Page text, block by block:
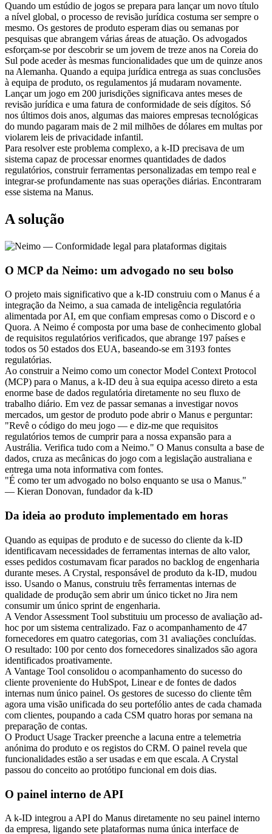
Quando um estúdio de jogos se prepara para lançar um novo título
a nível global, o processo de revisão jurídica costuma ser sempre o
mesmo. Os gestores de produto esperam dias ou semanas por
pesquisas que abrangem várias áreas de atuação. Os advogados
esforçam-se por descobrir se um jovem de treze anos na Coreia do
Sul pode aceder às mesmas funcionalidades que um de quinze anos
na Alemanha. Quando a equipa jurídica entrega as suas conclusões
à equipa de produto, os regulamentos já mudaram novamente.
Lançar um jogo em 200 jurisdições significava antes meses de
revisão jurídica e uma fatura de conformidade de seis dígitos. Só
nos últimos dois anos, algumas das maiores empresas tecnológicas
do mundo pagaram mais de 2 mil milhões de dólares em multas por
violarem leis de privacidade infantil.
Para resolver este problema complexo, a k-ID precisava de um
sistema capaz de processar enormes quantidades de dados
regulatórios, construir ferramentas personalizadas em tempo real e
integrar-se profundamente nas suas operações diárias. Encontraram
esse sistema na Manus.
A solução
O MCP da Neimo: um advogado no seu bolso
O projeto mais significativo que a k-ID construiu com o Manus é a
integração da Neimo, a sua camada de inteligência regulatória
alimentada por AI, em que confiam empresas como o Discord e o
Quora. A Neimo é composta por uma base de conhecimento global
de requisitos regulatórios verificados, que abrange 197 países e
todos os 50 estados dos EUA, baseando-se em 3193 fontes
regulatórias.
Ao construir a Neimo como um conector Model Context Protocol
(MCP) para o Manus, a k-ID deu à sua equipa acesso direto a esta
enorme base de dados regulatória diretamente no seu fluxo de
trabalho diário. Em vez de passar semanas a investigar novos
mercados, um gestor de produto pode abrir o Manus e perguntar:
"Revê o código do meu jogo — e diz-me que requisitos
regulatórios temos de cumprir para a nossa expansão para a
Austrália. Verifica tudo com a Neimo." O Manus consulta a base de
dados, cruza as mecânicas do jogo com a legislação australiana e
entrega uma nota informativa com fontes.
"É como ter um advogado no bolso enquanto se usa o Manus."
— Kieran Donovan, fundador da k-ID
Da ideia ao produto implementado em horas
Quando as equipas de produto e de sucesso do cliente da k-ID
identificavam necessidades de ferramentas internas de alto valor,
esses pedidos costumavam ficar parados no backlog de engenharia
durante meses. A Crystal, responsável de produto da k-ID, mudou
isso. Usando o Manus, construiu três ferramentas internas de
qualidade de produção sem abrir um único ticket no Jira nem
consumir um único sprint de engenharia.
A Vendor Assessment Tool substituiu um processo de avaliação ad-
hoc por um sistema centralizado. Faz o acompanhamento de 47
fornecedores em quatro categorias, com 31 avaliações concluídas.
O resultado: 100 por cento dos fornecedores sinalizados são agora
identificados proativamente.
A Vantage Tool consolidou o acompanhamento do sucesso do
cliente proveniente do HubSpot, Linear e de fontes de dados
internas num único painel. Os gestores de sucesso do cliente têm
agora uma visão unificada do seu portefólio antes de cada chamada
com clientes, poupando a cada CSM quatro horas por semana na
preparação de contas.
O Product Usage Tracker preenche a lacuna entre a telemetria
anónima do produto e os registos do CRM. O painel revela que
funcionalidades estão a ser usadas e em que escala. A Crystal
passou do conceito ao protótipo funcional em dois dias.
O painel interno de API
A k-ID integrou a API do Manus diretamente no seu painel interno
da empresa, ligando sete plataformas numa única interface de